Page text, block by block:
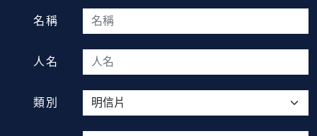
名稱
人名
類別